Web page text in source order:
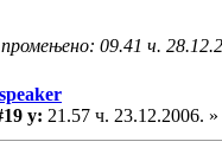
09.41 ч.
у: 21.57 ч. 23.12.2006. »